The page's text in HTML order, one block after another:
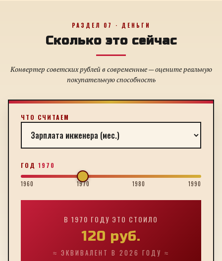
РАЗДЕЛ 07 · ДЕНЬГИ
Сколько это сейчас
Конвертер советских рублей в современные — оцените реальную
покупательную способность
ЧТО СЧИТАЕМ
ГОД 1970
1960 1970 1980 1990
В 1970 ГОДУ ЭТО СТОИЛО
120 руб.
≈ ЭКВИВАЛЕНТ В 2026 ГОДУ ≈